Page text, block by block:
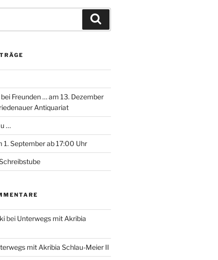
Freunden … am 13. Dezember
Antiquariat
…
1. September ab 17:00 Uhr
bei Unterwegs mit Akribia
mit Akribia Schlau-Meier II